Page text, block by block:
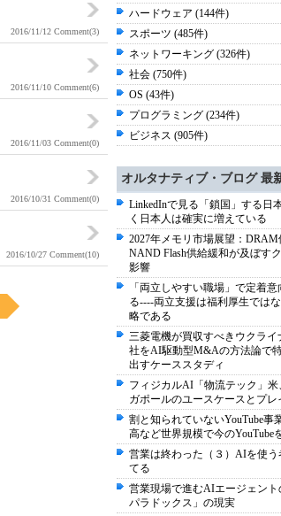
2016/11/12 Comment(3)
2016/11/10 Comment(6)
2016/11/03 Comment(0)
2016/10/31 Comment(0)
2016/10/27 Comment(10)
ハードウェア (144件)
スポーツ (485件)
ネットワーキング (326件)
社会 (750件)
OS (43件)
プログラミング (234件)
ビジネス (905件)
オルタナティブ・ブログ 最
LinkedInで見る「鎖国」する日
く日本人は確実に増えている
2027年メモリ市場展望：
NAND Flash供給緩和が及ぼす
影響
「両立しやすい職場」で定着
る----両立支援は福利厚生では
略である
三菱電機が買収すべきウクラ
社をAI駆動型M&Aの方法論で
出すケーススタディ
フィジカルAI「物流テック」
ガポールのユースケースとプレ
割と知られていないYouTube事
高など世界規模で今のYouTube
営業は終わった（３）AIを使
てる
営業現場で進むAIエージェン
パラドックス」の現実